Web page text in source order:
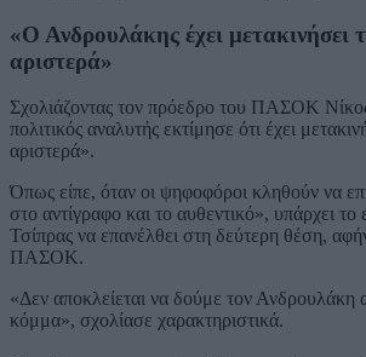
«Ο Ανδρουλάκης έχει
αριστερά»
Σχολιάζοντας τον πρόεδρο του ΠΑΣΟΚ
πολιτικός αναλυτής εκτίμησε ότι έχει
αριστερά».
Όπως είπε, όταν οι ψηφοφόροι κληθούν να
στο αντίγραφο και το αυθεντικό», υπάρχει το
Τσίπρας να επανέλθει στη δεύτερη θέση,
ΠΑΣΟΚ.
«Δεν αποκλείεται να δούμε τον Ανδρουλάκη
κόμμα», σχολίασε χαρακτηριστικά.